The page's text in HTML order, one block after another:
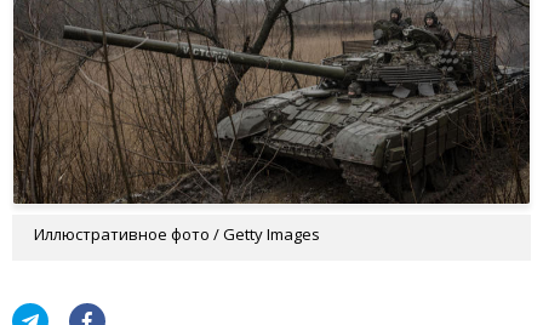
Иллюстративное фото / Getty Images